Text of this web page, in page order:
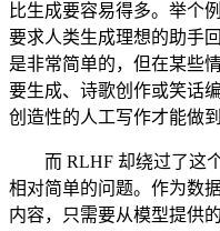
比生成要容易得多。举个
要求人类生成理想的助手
是非常简单的，但在某些
要生成、诗歌创作或笑话
创造性的人工写作才能做到
而 RLHF 却绕过了这个
相对简单的问题。作为数
内容，只需要从模型提供